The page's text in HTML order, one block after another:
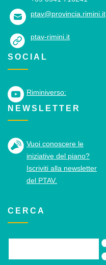
ptav@provincia.rimini.it
ptav-rimini.it
SOCIAL
Riminiverso:
NEWSLETTER
Vuoi conoscere le
iniziative del piano?
Iscriviti alla newsletter
del PTAV.
CERCA